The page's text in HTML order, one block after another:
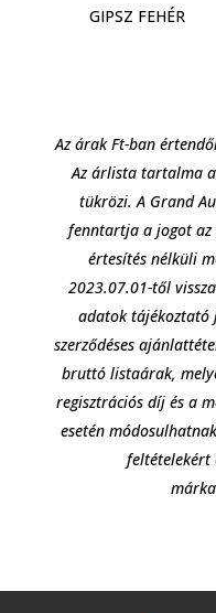
GIPSZ FEHÉR
Az árak Ft-ban
Az árlista tartalma
tükrözi. A Grand
fenntartja a jogot
értesítés nélküli
2023.07.01-től
adatok tájékoztató
szerződéses
bruttó listaárak,
regisztrációs díj és a
esetén
feltételekért